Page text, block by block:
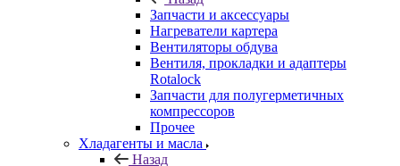
Запчасти и аксессуары
Нагреватели картера
Вентиляторы обдува
Вентиля, прокладки и адаптеры
Rotalock
Запчасти для полугерметичных
компрессоров
Прочее
Хладагенты и масла
Назад